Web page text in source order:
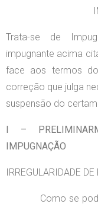
Trata-se de
impugnante acima
face aos termos
correção que julga
suspensão do
I –
IMPUGNAÇÃO
IRREGULARIDADE
Como se pode